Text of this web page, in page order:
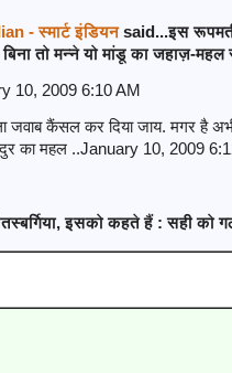
- स्मार्ट इंडियनsaid...इस
तो मन्ने यो मांडू का जहाज़-महल
10, 2009 6:10 AM
जवाब कैंसल कर दिया जाय. मगर है
का महल ..January 10, 2009
इसको कहते हैं : सही को